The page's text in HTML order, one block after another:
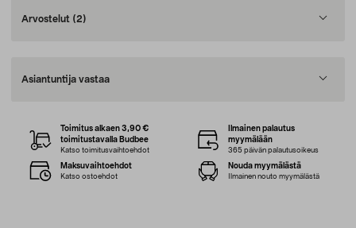
Arvostelut (2)
Asiantuntija vastaa
Toimitus alkaen 3,90 €
toimitustavalla Budbee
Katso toimitusvaihtoehdot
Ilmainen palautus
myymälään
365 päivän palautusoikeus
Maksuvaihtoehdot
Katso ostoehdot
Nouda myymälästä
Ilmainen nouto myymälästä